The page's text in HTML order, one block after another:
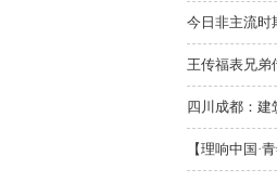
今日非主流时
王传福表兄弟
四川成都：建
【理响中国·